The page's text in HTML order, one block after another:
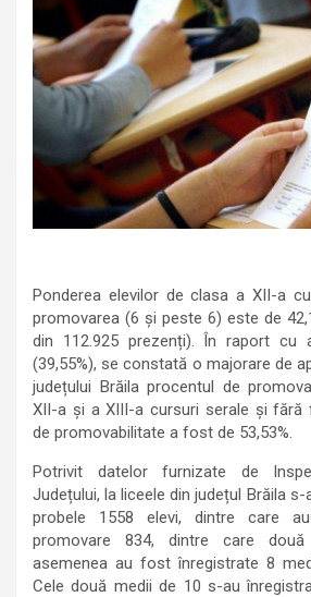
Ponderea elevilor de clasa a XII-a
promovarea (6 şi peste 6) este de
din 112.925 prezenți). În raport cu
(39,55%), se constată o majorare de
județului Brăila procentul de
XII-a și a XIII-a cursuri serale și fără
de promovabilitate a fost de 53,53%.
Potrivit datelor furnizate de
Județului, la liceele din județul Brăila
probele 1558 elevi, dintre care
promovare 834, dintre care
asemenea au fost înregistrate 8
Cele două medii de 10 s-au